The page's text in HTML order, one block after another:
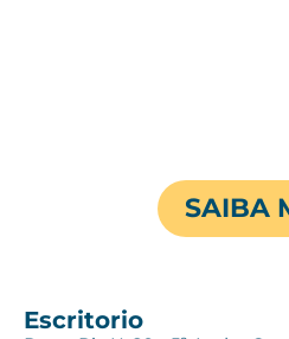
SAIBA
Escritorio